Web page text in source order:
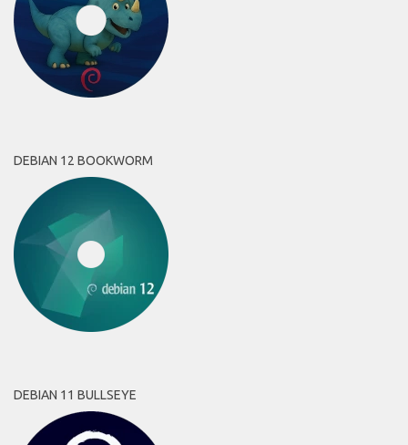
DEBIAN 12 BOOKWORM
DEBIAN 11 BULLSEYE